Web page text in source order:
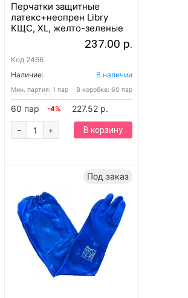
Перчатки защитные
латекс+неопрен Libry
КЩС, XL, желто-зеленые
237.00 р.
Код 2466
Наличие:
В наличии
Мин. партия: 1 пар В коробке: 60 пар
60 пар -4% 227.52 р.
+
- В корзину
Под заказ